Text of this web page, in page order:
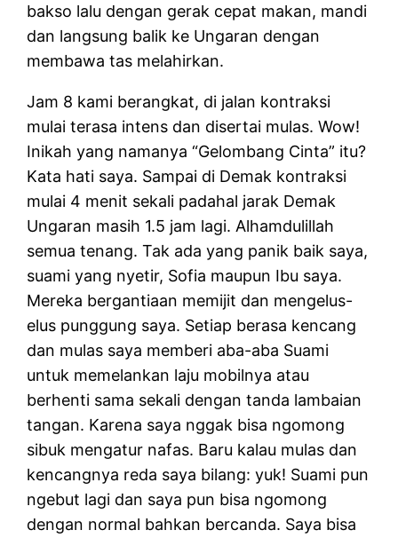
bakso lalu dengan gerak cepat makan, mandi
dan langsung balik ke Ungaran dengan
membawa tas melahirkan.
Jam 8 kami berangkat, di jalan kontraksi
mulai terasa intens dan disertai mulas. Wow!
Inikah yang namanya “Gelombang Cinta” itu?
Kata hati saya. Sampai di Demak kontraksi
mulai 4 menit sekali padahal jarak Demak
Ungaran masih 1.5 jam lagi. Alhamdulillah
semua tenang. Tak ada yang panik baik saya,
suami yang nyetir, Sofia maupun Ibu saya.
Mereka bergantiaan memijit dan mengelus-
elus punggung saya. Setiap berasa kencang
dan mulas saya memberi aba-aba Suami
untuk memelankan laju mobilnya atau
berhenti sama sekali dengan tanda lambaian
tangan. Karena saya nggak bisa ngomong
sibuk mengatur nafas. Baru kalau mulas dan
kencangnya reda saya bilang: yuk! Suami pun
ngebut lagi dan saya pun bisa ngomong
dengan normal bahkan bercanda. Saya bisa